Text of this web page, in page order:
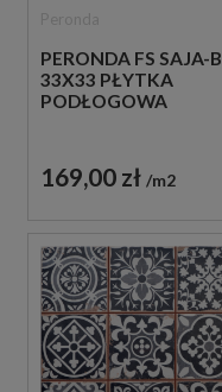
PERONDA FS SAJA-B
33X33 PŁYTKA
PODŁOGOWA
169,00 zł m2